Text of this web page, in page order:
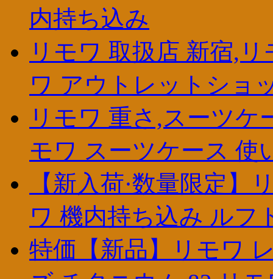
内持ち込み
リモワ 取扱店 新宿,
ワ アウトレットショ
リモワ 重さ,スーツ
モワ スーツケース 使
【新入荷·数量限定
ワ 機内持ち込み ルフ
特価【新品】リモワ